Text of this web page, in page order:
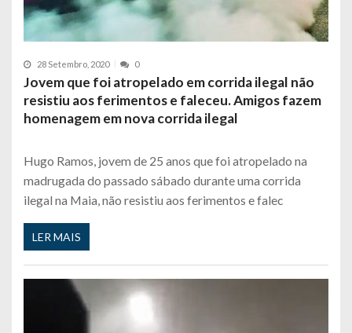
28 Setembro, 2020 0
Jovem que foi atropelado em corrida ilegal não
resistiu aos ferimentos e faleceu. Amigos fazem
homenagem em nova corrida ilegal
Hugo Ramos, jovem de 25 anos que foi atropelado na
madrugada do passado sábado durante uma corrida
ilegal na Maia, não resistiu aos ferimentos e falec
LER MAIS